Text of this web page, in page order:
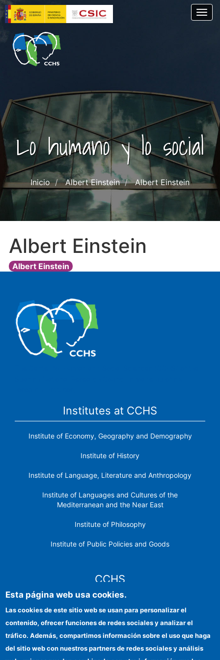
Skip
to
main
content
Lo humano y lo social
Inicio Albert Einstein Albert Einstein
Albert Einstein
Albert Einstein
Institutes at CCHS
Institute of Economy, Geography and Demography
Institute of History
Institute of Language, Literature and Anthropology
Institute of Languages ​​and Cultures of the
Mediterranean and the Near East
Institute of Philosophy
Institute of Public Policies and Goods
CCHS
Institutional identity
Esta página web usa cookies.
Las cookies de este sitio web se usan para personalizar el
contenido, ofrecer funciones de redes sociales y analizar el
tráfico. Además, compartimos información sobre el uso que haga
del sitio web con nuestros partners de redes sociales y análisis